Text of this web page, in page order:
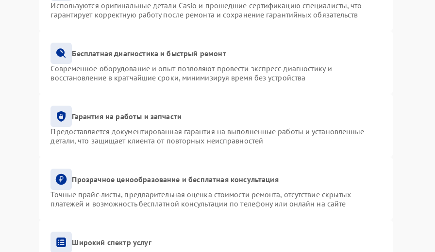
Используются оригинальные детали Casio и прошедшие сертификацию специалисты, что
гарантирует корректную работу после ремонта и сохранение гарантийных обязательств
Бесплатная диагностика и быстрый ремонт
Современное оборудование и опыт позволяют провести экспресс-диагностику и
восстановление в кратчайшие сроки, минимизируя время без устройства
Гарантия на работы и запчасти
Предоставляется документированная гарантия на выполненные работы и установленные
детали, что защищает клиента от повторных неисправностей
Прозрачное ценообразование и бесплатная консультация
Точные прайс-листы, предварительная оценка стоимости ремонта, отсутствие скрытых
платежей и возможность бесплатной консультации по телефону или онлайн на сайте
Широкий спектр услуг